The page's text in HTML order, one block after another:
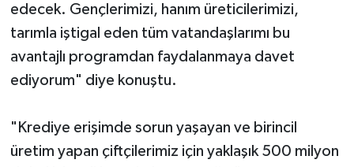
edecek. Gençlerimizi, hanım üreticilerimizi,
tarımla iştigal eden tüm vatandaşlarımı bu
avantajlı programdan faydalanmaya davet
ediyorum" diye konuştu.
"Krediye erişimde sorun yaşayan ve birincil
üretim yapan çiftçilerimiz için yaklaşık 500 milyon